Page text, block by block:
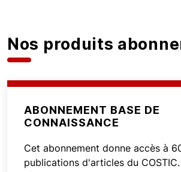
Nos produits
ABONNEMENT BASE DE
CONNAISSANCE
Cet abonnement donne accès à
publications d'articles du COSTIC.